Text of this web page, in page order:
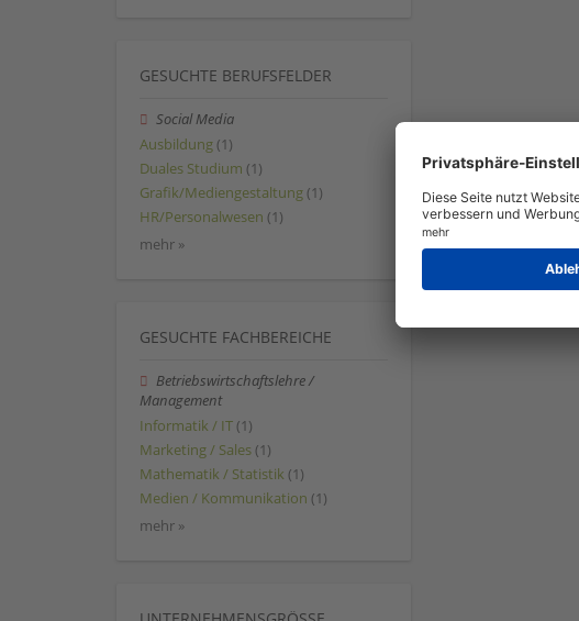
GESUCHTE BERUFSFELDER
Social Media
Ausbildung (1)
Duales Studium (1)
Grafik/Mediengestaltung (1)
HR/Personalwesen (1)
mehr »
GESUCHTE FACHBEREICHE
Betriebswirtschaftslehre /
Management
Informatik / IT (1)
Marketing / Sales (1)
Mathematik / Statistik (1)
Medien / Kommunikation (1)
mehr »